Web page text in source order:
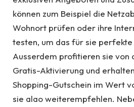
können zum Beispiel die
Wohnort prüfen oder ihre
testen, um das für sie perfekte
Ausserdem profitieren sie von
Gratis-Aktivierung und
Shopping-Gutschein im Wert
sie alao weiterempfehlen.